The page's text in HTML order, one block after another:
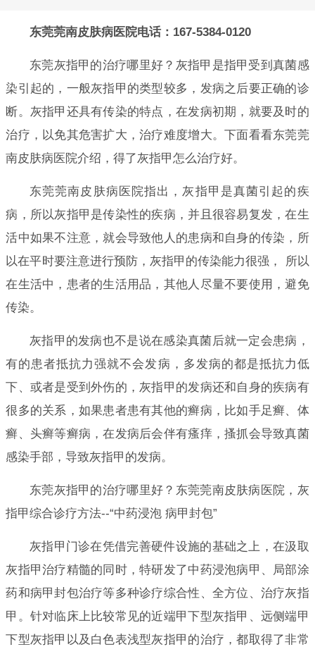
东莞莞南皮肤病医院电话：167-5384-0120
东莞灰指甲的治疗哪里好？灰指甲是指甲受到真菌感
染引起的，一般灰指甲的类型较多，发病之后要正确的诊
断。灰指甲还具有传染的特点，在发病初期，就要及时的
治疗，以免其危害扩大，治疗难度增大。下面看看东莞莞
南皮肤病医院介绍，得了灰指甲怎么治疗好。
东莞莞南皮肤病医院指出，灰指甲是真菌引起的疾
病，所以灰指甲是传染性的疾病，并且很容易复发，在生
活中如果不注意，就会导致他人的患病和自身的传染，所
以在平时要注意进行预防，灰指甲的传染能力很强， 所以
在生活中，患者的生活用品，其他人尽量不要使用，避免
传染。
灰指甲的发病也不是说在感染真菌后就一定会患病，
有的患者抵抗力强就不会发病，多发病的都是抵抗力低
下、或者是受到外伤的，灰指甲的发病还和自身的疾病有
很多的关系，如果患者患有其他的癣病，比如手足癣、体
癣、头癣等癣病，在发病后会伴有瘙痒，搔抓会导致真菌
感染手部，导致灰指甲的发病。
东莞灰指甲的治疗哪里好？东莞莞南皮肤病医院，灰
指甲综合诊疗方法--“中药浸泡 病甲封包”
灰指甲门诊在凭借完善硬件设施的基础之上，在汲取
灰指甲治疗精髓的同时，特研发了中药浸泡病甲、局部涂
药和病甲封包治疗等多种诊疗综合性、全方位、治疗灰指
甲。针对临床上比较常见的近端甲下型灰指甲、远侧端甲
下型灰指甲以及白色表浅型灰指甲的治疗，都取得了非常